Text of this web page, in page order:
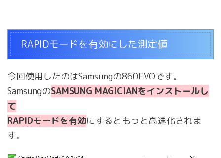
RAPIDモードを有効にした測定値
今回使用したのはSamsungの860EVOです。
SamsungのSAMSUNG MAGICIANをインストールし
て
RAPIDモードを有効にするともっと高速化されま
す。